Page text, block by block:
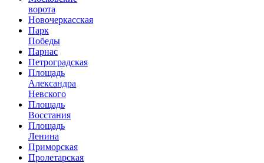
ворота
Новочеркасская
Парк
Победы
Парнас
Петроградская
Площадь
Александра
Невского
Площадь
Восстания
Площадь
Ленина
Приморская
Пролетарская